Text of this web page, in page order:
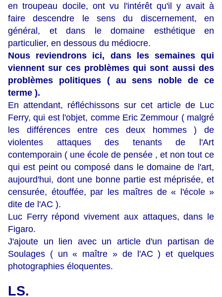
en troupeau docile, ont vu l'intérêt qu'il y avait à
faire descendre le sens du discernement, en
général, et dans le domaine esthétique en
particulier, en dessous du médiocre.
Nous reviendrons ici, dans les semaines qui
viennent sur ces problèmes qui sont aussi des
problèmes politiques ( au sens noble de ce
terme ).
En attendant, réfléchissons sur cet article de Luc
Ferry, qui est l'objet, comme Eric Zemmour ( malgré
les différences entre ces deux hommes ) de
violentes attaques des tenants de l'Art
contemporain ( une école de pensée , et non tout ce
qui est peint ou composé dans le domaine de l'art,
aujourd'hui, dont une bonne partie est méprisée, et
censurée, étouffée, par les maîtres de « l'école »
dite de l'AC ).
Luc Ferry répond vivement aux attaques, dans le
Figaro.
J'ajoute un lien avec un article d'un partisan de
Soulages ( un « maître » de l'AC ) et quelques
photographies éloquentes.
LS.